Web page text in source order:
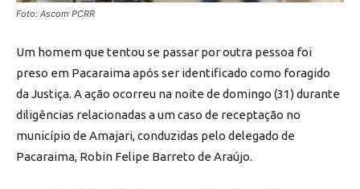
Foto: Ascom PCRR
Um homem que tentou se passar por outra pessoa foi
preso em Pacaraima após ser identificado como foragido
da Justiça. A ação ocorreu na noite de domingo (31) durante
diligências relacionadas a um caso de receptação no
município de Amajari, conduzidas pelo delegado de
Pacaraima, Robin Felipe Barreto de Araújo.